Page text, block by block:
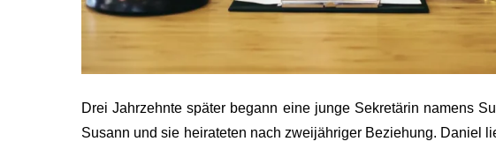
Drei Jahrzehnte später begann eine junge Sekretärin namens
Susann und sie heirateten nach zweijähriger Beziehung. Daniel